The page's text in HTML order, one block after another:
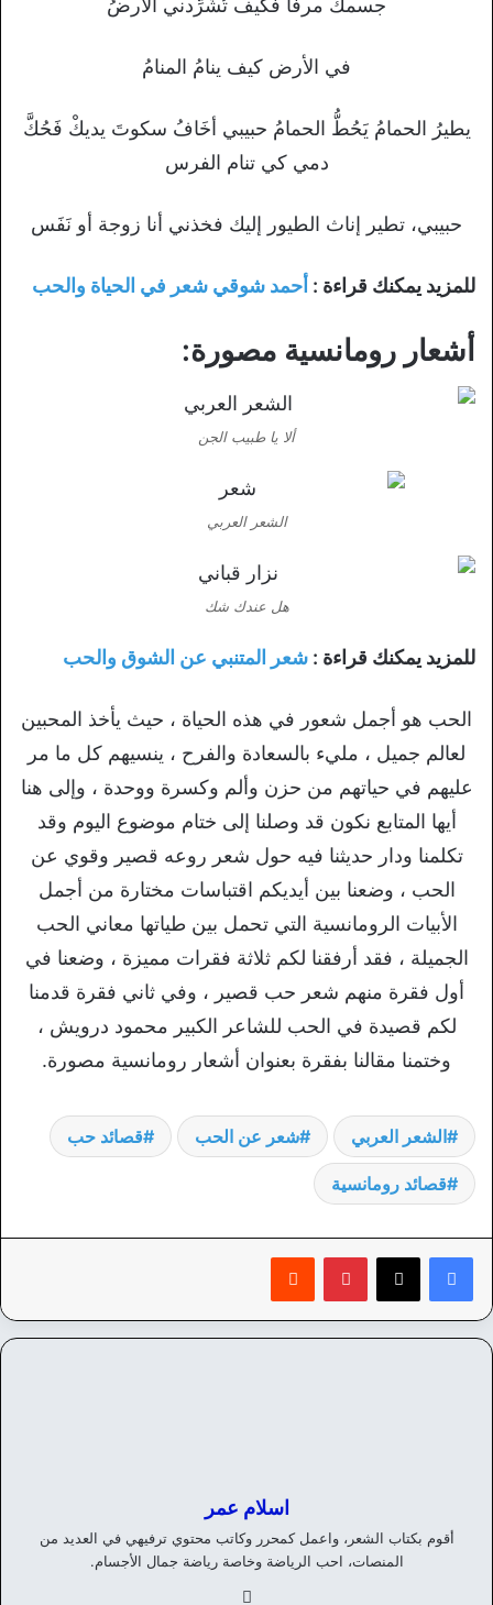
جسمك مرفأْ فكيف تُشَرِّدني الأرضُ
في الأرض كيف ينامُ المنامُ
يطيرُ الحمامُ يَحُطُّ الحمامُ حبيبي أخَافُ سكوتَ يديكْ فَحُكَّ
دمي كي تنام الفرس
حبيبي، تطير إناث الطيور إليك فخذني أنا زوجة أو نَفَس
للمزيد يمكنك قراءة : أحمد شوقي شعر في الحياة والحب
أشعار رومانسية مصورة:
ألا يا طبيب الجن
الشعر العربي
هل عندك شك
للمزيد يمكنك قراءة : شعر المتنبي عن الشوق والحب
الحب هو أجمل شعور في هذه الحياة ، حيث يأخذ المحبين
لعالم جميل ، مليء بالسعادة والفرح ، ينسيهم كل ما مر
عليهم في حياتهم من حزن وألم وكسرة ووحدة ، وإلى هنا
أيها المتابع نكون قد وصلنا إلى ختام موضوع اليوم وقد
تكلمنا ودار حديثنا فيه حول شعر روعه قصير وقوي عن
الحب ، وضعنا بين أيديكم اقتباسات مختارة من أجمل
الأبيات الرومانسية التي تحمل بين طياتها معاني الحب
الجميلة ، فقد أرفقنا لكم ثلاثة فقرات مميزة ، وضعنا في
أول فقرة منهم شعر حب قصير ، وفي ثاني فقرة قدمنا
لكم قصيدة في الحب للشاعر الكبير محمود درويش ،
وختمنا مقالنا بفقرة بعنوان أشعار رومانسية مصورة.
الشعر العربي شعر عن الحب قصائد حب
قصائد رومانسية
بينتيريست
اسلام عمر
أقوم بكتاب الشعر، واعمل كمحرر وكاتب محتوي ترفيهي في العديد من
المنصات، احب الرياضة وخاصة رياضة جمال الأجسام.